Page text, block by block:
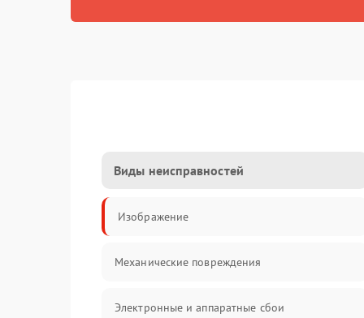
Виды неисправностей
Изображение
Механические повреждения
Электронные и аппаратные сбои